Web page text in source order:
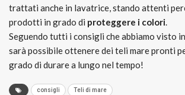
trattati anche in lavatrice, stando attenti
prodotti in grado di proteggere i colori.
Seguendo tutti i consigli che abbiamo visto
sarà possibile ottenere dei teli mare pronti
grado di durare a lungo nel tempo!
consigli Teli di mare